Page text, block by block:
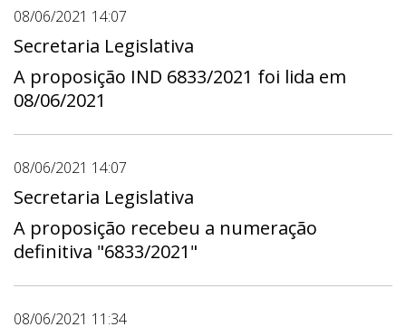
08/06/2021 14:07
Secretaria Legislativa
A proposição IND 6833/2021 foi lida em
08/06/2021
08/06/2021 14:07
Secretaria Legislativa
A proposição recebeu a numeração
definitiva "6833/2021"
08/06/2021 11:34